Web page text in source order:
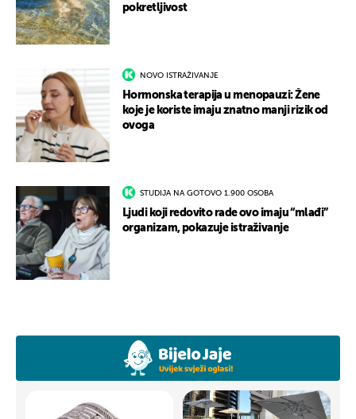
pokretljivost
NOVO ISTRAŽIVANJE
Hormonska terapija u menopauzi: Žene
koje je koriste imaju znatno manji rizik od
ovoga
STUDIJA NA GOTOVO 1.900 OSOBA
Ljudi koji redovito rade ovo imaju “mlađi”
organizam, pokazuje istraživanje